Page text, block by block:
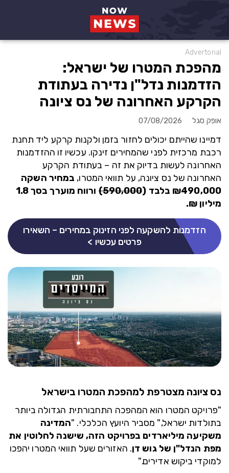
Advertorial
מהפכת המטרו של ישראל:
הזדמנות נדל"ן נדירה בעתודת
הקרקע האחרונה של נס ציונה
אופק סגל 07/08/2026
דמיינו שהייתם יכולים לחזור בזמן ולקנות קרקע ליד תחנת
רכבת מרכזית לפני שהמחירים זינקו. עכשיו זו ההזדמנות
האחרונה לעשות בדיוק את זה – בעתודת הקרקע
האחרונה של נס ציונה, על תוואי המטרו, במחיר השקה
₪490,000 בלבד (
590,000)
ורווח מוערך בסך 1.8
מיליון ₪.
הזדמנות להשקעה לפני הזינוק במחירים – השאירו
פרטים עכשיו >
נס ציונה מצטרפת למהפכת המטרו בישראל
"פרויקט המטרו הוא המהפכה התחבורתית הגדולה ביותר
בתולדות ישראל," מסביר היועץ הכלכלי. "המדינה
משקיעה מיליארדים בפרויקט הזה, שישנה לחלוטין את
מפת הנדל"ן של גוש דן. האזורים שעל תוואי המטרו יהפכו
למוקדי ביקוש אדירים."